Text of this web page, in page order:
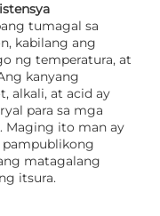
tumagal sa
kabilang ang
ng temperatura, at
kanyang
alkali, at acid ay
para sa mga
Maging ito man ay
pampublikong
matagalang
itsura.